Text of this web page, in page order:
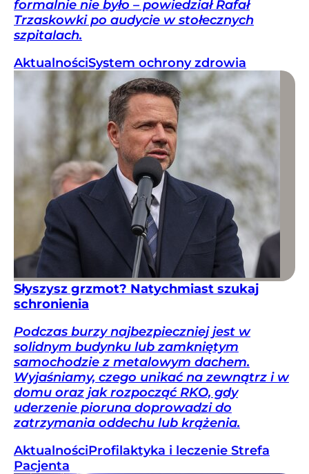
formalnie nie było – powiedział Rafał
Trzaskowki po audycie w stołecznych
szpitalach.
AktualnościSystem ochrony zdrowia
Słyszysz grzmot? Natychmiast szukaj
schronienia
Podczas burzy najbezpieczniej jest w
solidnym budynku lub zamkniętym
samochodzie z metalowym dachem.
Wyjaśniamy, czego unikać na zewnątrz i w
domu oraz jak rozpocząć RKO, gdy
uderzenie pioruna doprowadzi do
zatrzymania oddechu lub krążenia.
AktualnościProfilaktyka i leczenie Strefa
Pacjenta